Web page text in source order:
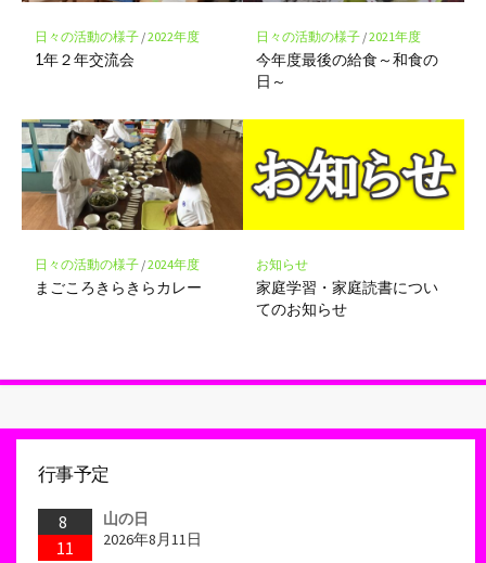
日々の活動の様子/2022年度
1年２年交流会
日々の活動の様子/2021年度
今年度最後の給食～和食の
日～
日々の活動の様子/2024年度
まごころきらきらカレー
お知らせ
家庭学習・家庭読書につい
てのお知らせ
行事予定
8
11
山の日
2026年8月11日